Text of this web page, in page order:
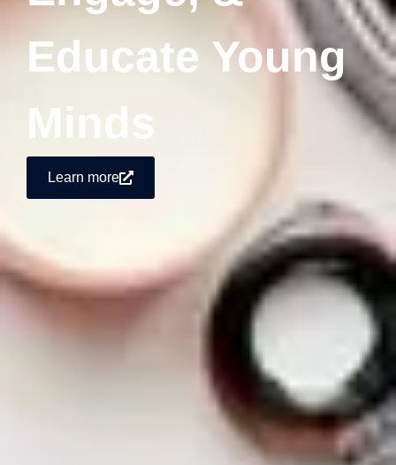
Educate Young
Minds
Learn more